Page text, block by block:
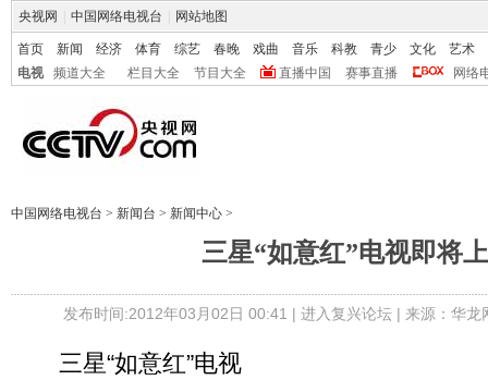
央视网 中国网络电视台 网站地图
首页 新闻 经济 体育 综艺 春晚 戏曲 音乐 科教 青少 文化
艺术
电视
频道大全 栏目大全 节目大全 直播中国 赛事直播 网络
中国网络电视台 > 新闻台 > 新闻中心 >
三星“如意红”电视即将
发布时间:2012年03月02日 00:41 | 进入复兴论坛 | 来源：华
三星“如意红”电视